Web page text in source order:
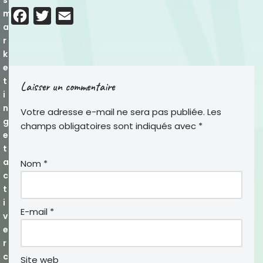
m
a
r
k
e
t
i
n
g
e
t
a
c
t
i
v
e
r
c
b
o
t
r
i
l
Laisser un commentaire
Votre adresse e-mail ne sera pas publiée. Les
champs obligatoires sont indiqués avec *
Nom *
E-mail *
Site web